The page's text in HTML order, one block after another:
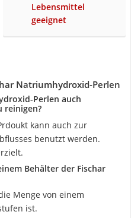
Lebensmittel
geeignet
Natriumhydroxid-Perlen
Perlen auch
reinigen?
kann auch zur
benutzt werden.
Behälter der Fischar
Menge von einem
ist.